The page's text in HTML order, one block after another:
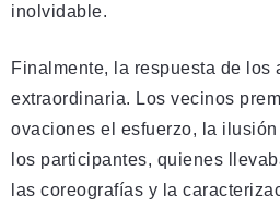
inolvidable.
Finalmente, la respuesta de los
extraordinaria. Los vecinos
ovaciones el esfuerzo, la
los participantes, quienes
las coreografías y la